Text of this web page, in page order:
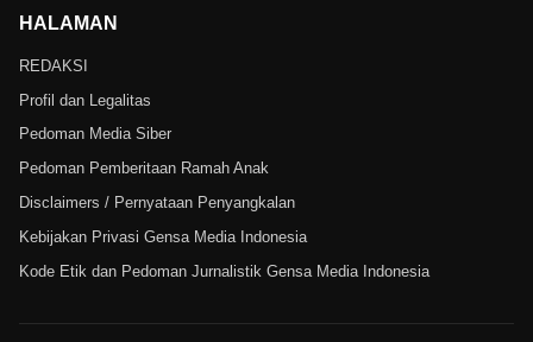
HALAMAN
REDAKSI
Profil dan Legalitas
Pedoman Media Siber
Pedoman Pemberitaan Ramah Anak
Disclaimers / Pernyataan Penyangkalan
Kebijakan Privasi Gensa Media Indonesia
Kode Etik dan Pedoman Jurnalistik Gensa Media Indonesia